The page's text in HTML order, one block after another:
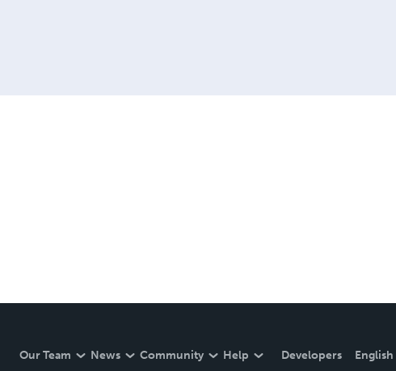
Our Team News Community Help Developers English